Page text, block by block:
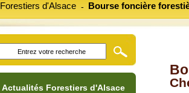
Forestiers d'Alsace Bourse foncière
-
Actualités Forestiers d'Alsace